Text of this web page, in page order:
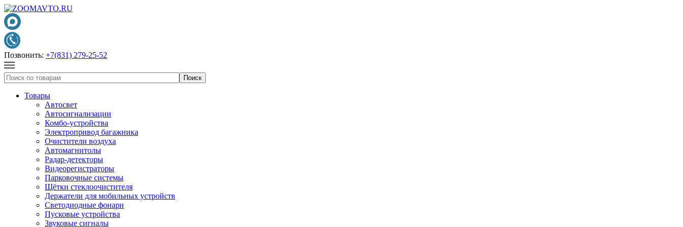
Позвонить: +7(831) 279-25-52
Товары
Автосвет
Автосигнализации
Комбо-устройства
Электропривод багажника
Очистители воздуха
Автомагнитолы
Радар-детекторы
Видеорегистраторы
Парковочные системы
Щётки стеклоочистителя
Держатели для мобильных устройств
Светодиодные фонари
Пусковые устройства
Звуковые сигналы